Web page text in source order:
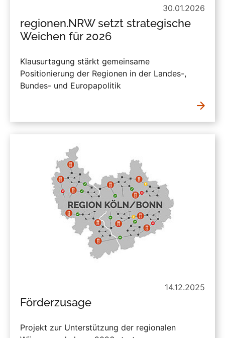
30.01.2026
regionen.NRW setzt strategische
Weichen für 2026
Klausurtagung stärkt gemeinsame
Positionierung der Regionen in der Landes-,
Bundes- und Europapolitik
14.12.2025
Förderzusage
Projekt zur Unterstützung der regionalen